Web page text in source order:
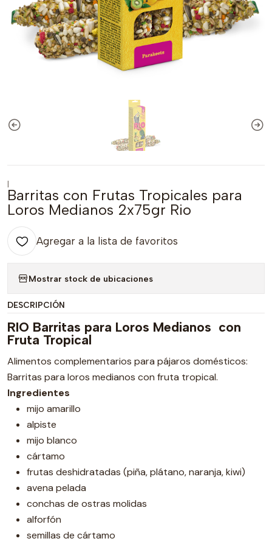
|
Barritas con Frutas Tropicales para
Loros Medianos 2x75gr Rio
Agregar a la lista de favoritos
Mostrar stock de ubicaciones
DESCRIPCIÓN
RIO Barritas para Loros Medianos con
Fruta Tropical
Alimentos complementarios para pájaros domésticos:
Barritas para loros medianos con fruta tropical.
Ingredientes
mijo amarillo
alpiste
mijo blanco
cártamo
frutas deshidratadas (piña, plátano, naranja, kiwi)
avena pelada
conchas de ostras molidas
alforfón
semillas de cártamo